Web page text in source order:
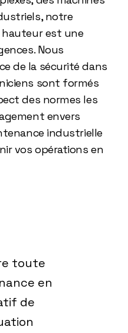
notre
est une
Nous
de la sécurité dans
sont formés
des normes les
envers
industrielle
vos opérations en
toute
en
de